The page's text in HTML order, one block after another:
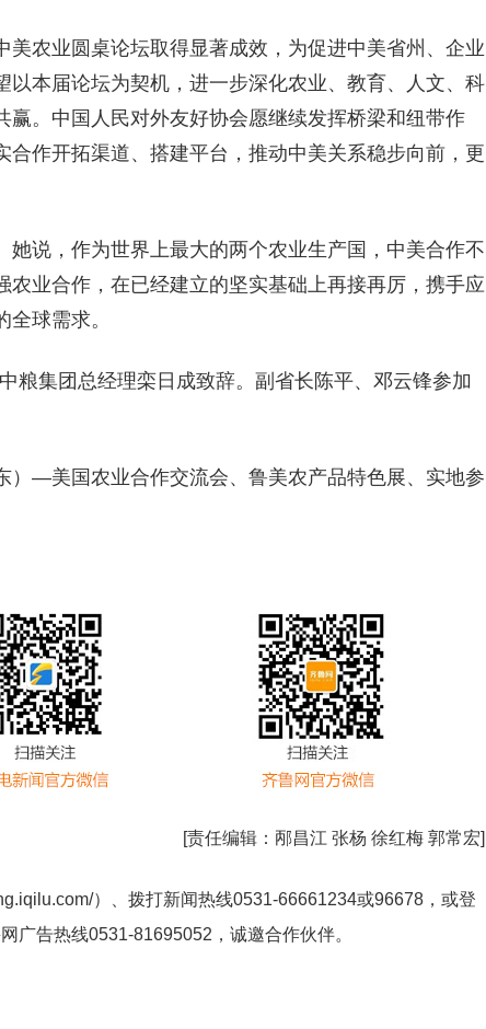
农业圆桌论坛取得显著成效，为促进中美省州、企业
本届论坛为契机，进一步深化农业、教育、人文、科
。中国人民对外友好协会愿继续发挥桥梁和纽带作
作开拓渠道、搭建平台，推动中美关系稳步向前，更
说，作为世界上最大的两个农业生产国，中美合作不
业合作，在已经建立的坚实基础上再接再厉，携手应
球需求。
粮集团总经理栾日成致辞。副省长陈平、邓云锋参加
）—美国农业合作交流会、鲁美农产品特色展、实地参
[责任编辑： 邴昌江 张杨 徐红梅 郭常宏]
）、拨打新闻热线0531-66661234或96678，或登
广告热线0531-81695052 ，诚邀合作伙伴。